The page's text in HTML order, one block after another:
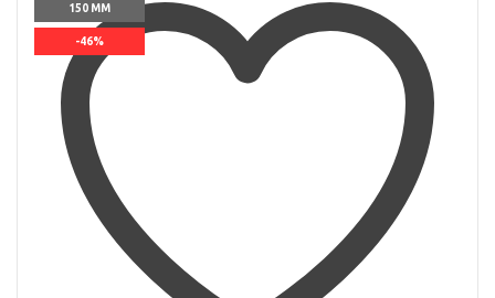
150 ММ
-46%